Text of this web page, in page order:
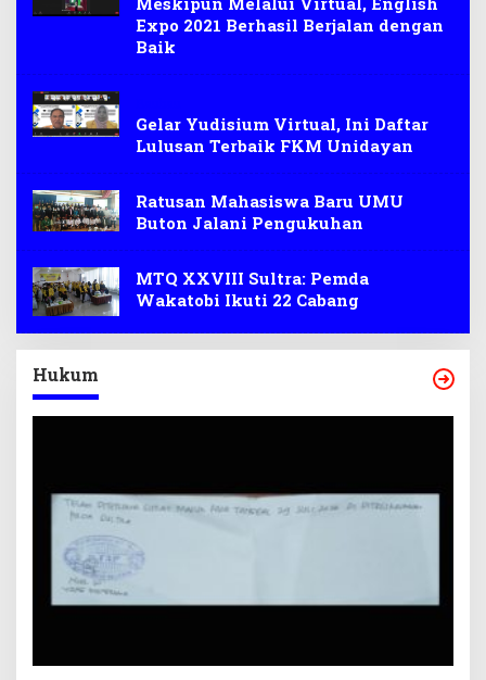
Expo 2021 Berhasil Berjalan dengan
Baik
Gelar Yudisium Virtual, Ini Daftar
Lulusan Terbaik FKM Unidayan
Ratusan Mahasiswa Baru UMU
Buton Jalani Pengukuhan
MTQ XXVIII Sultra: Pemda
Wakatobi Ikuti 22 Cabang
Hukum